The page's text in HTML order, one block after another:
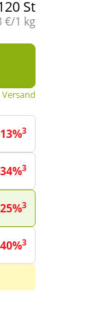
St
€/1 kg
Versand
3
3
3
3